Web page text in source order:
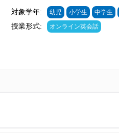
対象学年: 幼児 小学生 中学生
授業形式: オンライン英会話